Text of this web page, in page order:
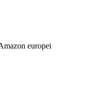
europei